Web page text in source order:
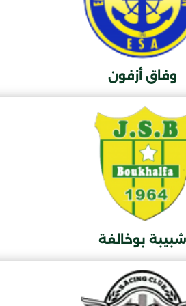
وفاق أزفون
شبيبة بوخالفة